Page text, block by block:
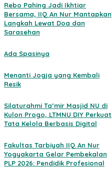
Rebo Pahing Jadi Ikhtiar
Bersama, IIQ An Nur Mantapkan
Langkah Lewat Doa dan
Sarasehan
Ada Spasinya
Menanti Jogja yang Kembali
Resik
Silaturahmi Ta’mir Masjid NU di
Kulon Progo, LTMNU DIY Perkuat
Tata Kelola Berbasis Digital
Fakultas Tarbiyah IIQ An Nur
Yogyakarta Gelar Pembekalan
PLP 2026: Pendidik Profesional